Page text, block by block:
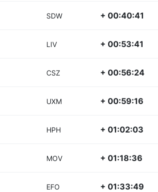
SDW + 00:40:41
LIV + 00:53:41
CSZ + 00:56:24
UXM + 00:59:16
HPH + 01:02:03
MOV + 01:18:36
EFO + 01:33:49